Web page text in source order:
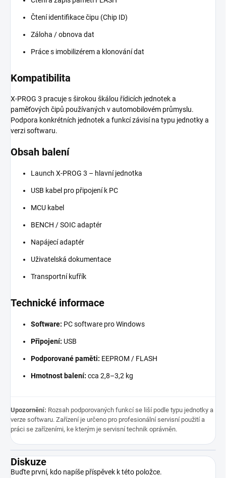
Čtení identifikace čipu (Chip ID)
Záloha / obnova dat
Práce s imobilizérem a klonování dat
Kompatibilita
X-PROG 3 pracuje s širokou škálou řídicích jednotek a
paměťových čipů používaných v automobilovém průmyslu.
Podpora konkrétních jednotek a funkcí závisí na typu jednotky a
verzi softwaru.
Obsah balení
Launch X-PROG 3 – hlavní jednotka
USB kabel pro připojení k PC
MCU kabel
BENCH / SOIC adaptér
Napájecí adaptér
Uživatelská dokumentace
Transportní kufřík
Technické informace
Software: PC software pro Windows
Připojení: USB
Podporované paměti: EEPROM / FLASH
Hmotnost balení: cca 2,8–3,2 kg
Upozornění: Rozsah podporovaných funkcí se liší podle typu jednotky a
verze softwaru. Zařízení je určeno pro profesionální servisní použití a
práci se zařízeními, ke kterým je servisní technik oprávněn.
Diskuze
Buďte první, kdo napíše příspěvek k této položce.